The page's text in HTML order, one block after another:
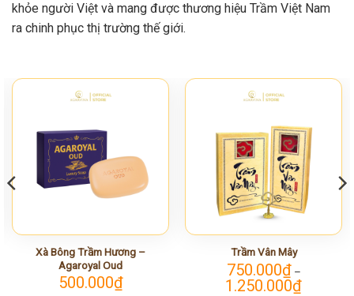
khỏe người Việt và mang được thương hiệu Trầm Việt Nam
ra chinh phục thị trường thế giới.
Xà Bông Trầm Hương –
Agaroyal Oud
500.000₫
Trầm Vân Mây
750.000₫ –
1.250.000₫